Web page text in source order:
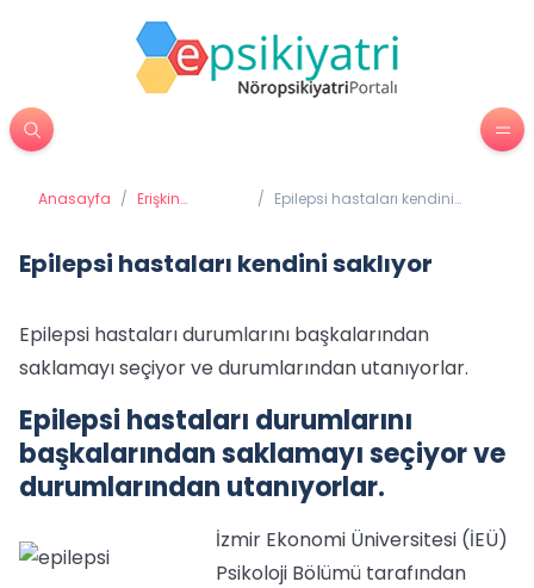
Anasayfa / Erişkin
/ Epilepsi hastaları kendini
Epilepsi hastaları kendini saklıyor
Epilepsi hastaları durumlarını başkalarından
saklamayı seçiyor ve durumlarından utanıyorlar.
Epilepsi hastaları durumlarını
başkalarından saklamayı seçiyor ve
durumlarından utanıyorlar.
İzmir Ekonomi Üniversitesi (İEÜ)
Psikoloji Bölümü tarafından